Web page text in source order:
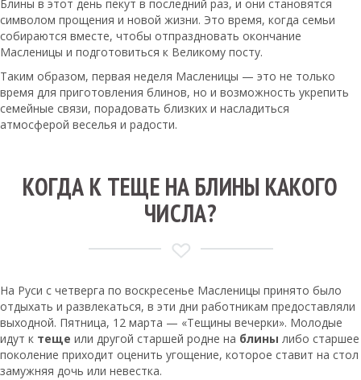
Блины в этот день пекут в последний раз, и они становятся
символом прощения и новой жизни. Это время, когда семьи
собираются вместе, чтобы отпраздновать окончание
Масленицы и подготовиться к Великому посту.
Таким образом, первая неделя Масленицы — это не только
время для приготовления блинов, но и возможность укрепить
семейные связи, порадовать близких и насладиться
атмосферой веселья и радости.
КОГДА К ТЕЩЕ НА БЛИНЫ КАКОГО
ЧИСЛА?
На Руси с четверга по воскресенье Масленицы принято было
отдыхать и развлекаться, в эти дни работникам предоставляли
выходной. Пятница, 12 марта — «Тещины вечерки». Молодые
идут к теще или другой старшей родне на блины либо старшее
поколение приходит оценить угощение, которое ставит на стол
замужняя дочь или невестка.